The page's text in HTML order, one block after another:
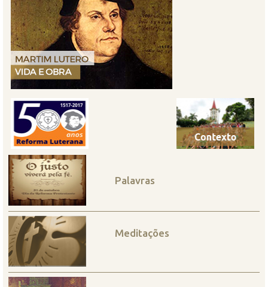
Palavras
Meditações